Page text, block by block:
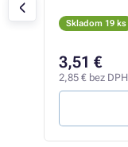
Skladom 19 ks
3,51 €
2,85 € bez DPH